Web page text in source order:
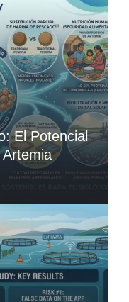
El Potencial